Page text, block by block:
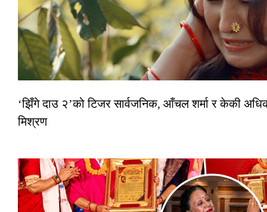
‘झिँगे दाउ २’को टिजर सार्वजनिक, आँचल शर्मा र केकी
मिश्रण